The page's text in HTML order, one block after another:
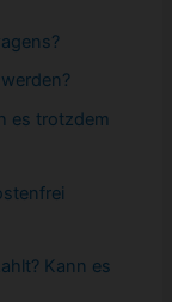
es trotzdem
Kann es